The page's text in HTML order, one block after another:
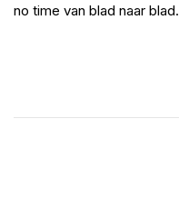
no time van blad naar blad.